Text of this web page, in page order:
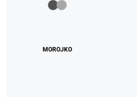
MOROJKO